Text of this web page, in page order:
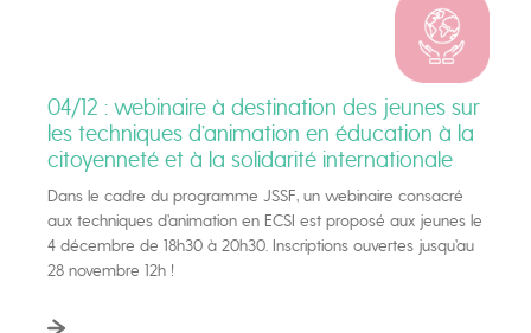
04/12 : webinaire à destination des jeunes sur
les techniques d’animation en éducation à la
citoyenneté et à la solidarité internationale
Dans le cadre du programme JSSF, un webinaire consacré
aux techniques d’animation en ECSI est proposé aux jeunes le
4 décembre de 18h30 à 20h30. Inscriptions ouvertes jusqu’au
28 novembre 12h !